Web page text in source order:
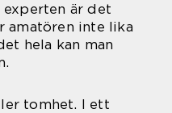
experten är det
amatören inte lika
hela kan man
tomhet. I ett